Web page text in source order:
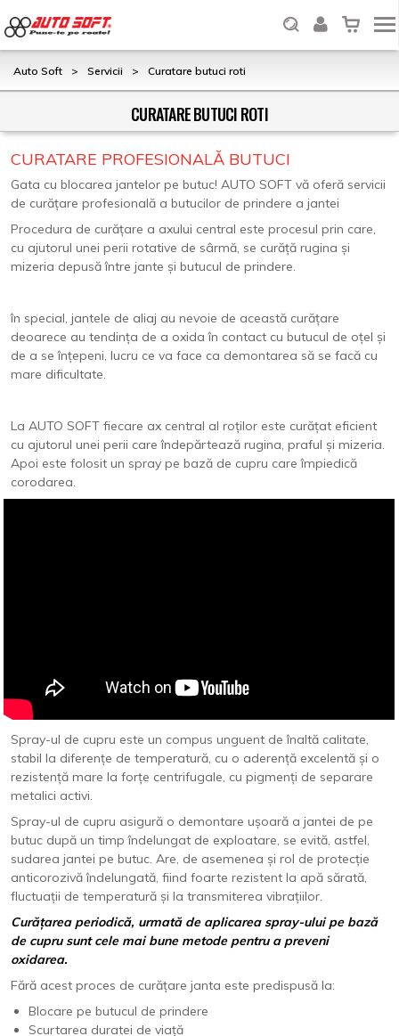
Auto Soft > Servicii > Curatare butuci roti
CURATARE BUTUCI ROTI
CURATARE PROFESIONALĂ BUTUCI
Gata cu blocarea jantelor pe butuc! AUTO SOFT vă oferă servicii
de curățare profesională a butucilor de prindere a jantei
Procedura de curățare a axului central este procesul prin care,
cu ajutorul unei perii rotative de sârmă, se curăță rugina și
mizeria depusă între jante și butucul de prindere.
în special, jantele de aliaj au nevoie de această curățare
deoarece au tendința de a oxida în contact cu butucul de oțel și
de a se înțepeni, lucru ce va face ca demontarea să se facă cu
mare dificultate.
La AUTO SOFT fiecare ax central al roților este curățat eficient
cu ajutorul unei perii care îndepărtează rugina, praful și mizeria.
Apoi este folosit un spray pe bază de cupru care împiedică
corodarea.
Spray-ul de cupru este un compus unguent de înaltă calitate,
stabil la diferențe de temperatură, cu o aderență excelentă și o
rezistență mare la forțe centrifugale, cu pigmenți de separare
metalici activi.
Spray-ul de cupru asigură o demontare ușoară a jantei de pe
butuc după un timp îndelungat de exploatare, se evită, astfel,
sudarea jantei pe butuc. Are, de asemenea și rol de protecție
anticorozivă îndelungată, fiind foarte rezistent la apă sărată,
fluctuații de temperatură și la transmiterea vibrațiilor.
Curățarea periodică, urmată de aplicarea spray-ului pe bază
de cupru sunt cele mai bune metode pentru a preveni
oxidarea.
Fără acest proces de curățare janta este predispusă la:
Blocare pe butucul de prindere
Scurtarea duratei de viață